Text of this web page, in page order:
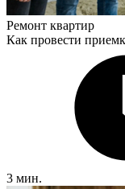
Ремонт квартир
Как провести
3 мин.